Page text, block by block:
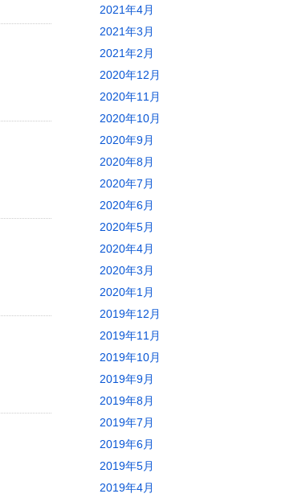
2021年4月
2021年3月
2021年2月
2020年12月
2020年11月
2020年10月
2020年9月
2020年8月
2020年7月
2020年6月
2020年5月
2020年4月
2020年3月
2020年1月
2019年12月
2019年11月
2019年10月
2019年9月
2019年8月
2019年7月
2019年6月
2019年5月
2019年4月